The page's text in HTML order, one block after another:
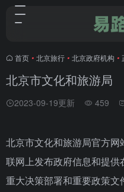
首页 • 北京旅行 • 北京政府机构 •
北京市文化和旅游局
2023-09-19更新 459
北京市文化和旅游局官方
联网上发布政府信息和提
重大决策部署和重要政策